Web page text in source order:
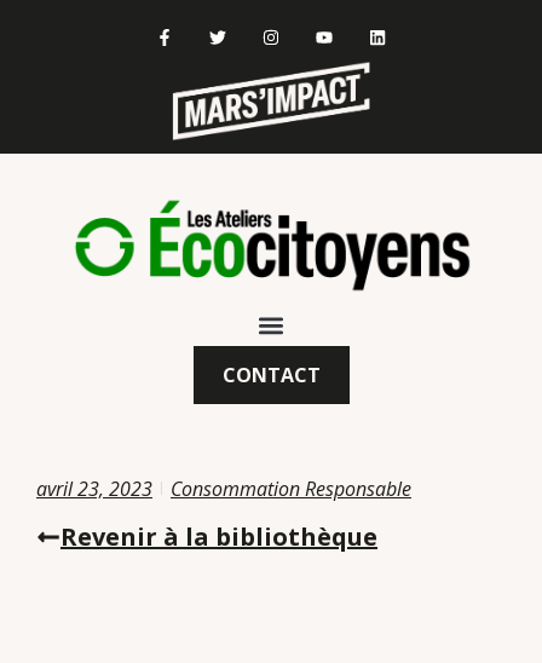
CONTACT
avril 23, 2023 Consommation Responsable
Revenir à la bibliothèque